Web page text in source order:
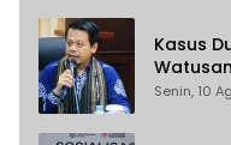
Kasus
Belum
Senin, 10